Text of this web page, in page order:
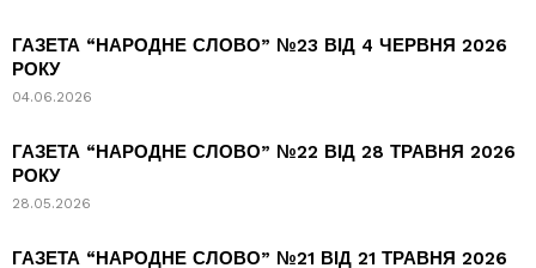
ГАЗЕТА “НАРОДНЕ СЛОВО” №23 ВІД 4 ЧЕРВНЯ 2026
РОКУ
04.06.2026
ГАЗЕТА “НАРОДНЕ СЛОВО” №22 ВІД 28 ТРАВНЯ 2026
РОКУ
28.05.2026
ГАЗЕТА “НАРОДНЕ СЛОВО” №21 ВІД 21 ТРАВНЯ 2026